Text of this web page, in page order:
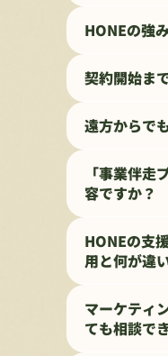
HONEの強
契約開始ま
遠方からで
「事業伴走
容ですか？
HONEの支
用と何が違
マーケティ
ても相談で